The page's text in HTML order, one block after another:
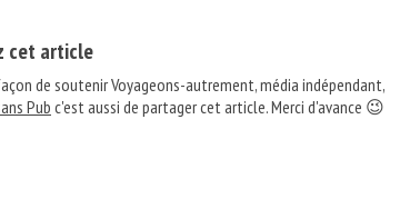
cet article
de soutenir Voyageons-autrement, média indépendant,
Pub c'est aussi de partager cet article. Merci d'avance 😉